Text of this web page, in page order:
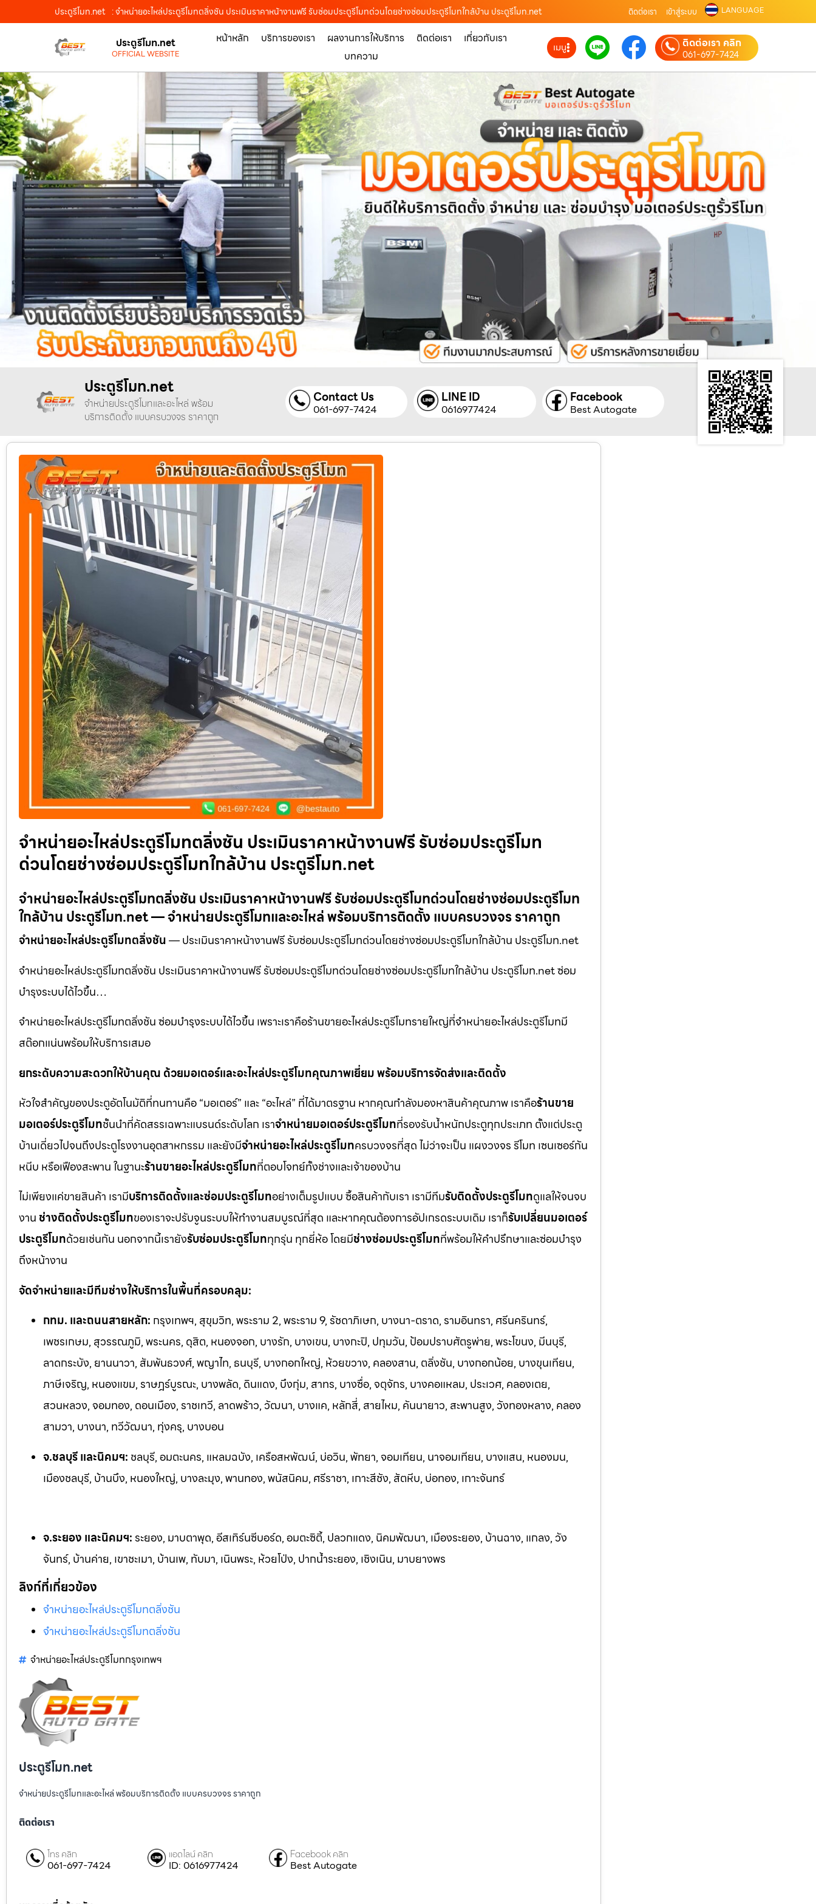
ประตูรีโมท.net : จำหน่ายอะไหล่ประตูรีโมทตลิ่งชัน ประเมินราคาหน้างานฟรี รับซ่อมประตูรีโมทด่วนโดยช่างซ่อมประตูรีโมทใกล้บ้าน ประตูรีโมท.net ติดต่อเรา เข้าสู่ระบบ LANGUAGE
ประตูรีโมท.net
OFFICIAL WEBSITE
หน้าหลัก บริการของเรา ผลงานการให้บริการ ติดต่อเรา
เกี่ยวกับเรา
บทความ
เมนู ติดต่อเรา คลิก
061-697-7424
ประตูรีโมท.net
จำหน่ายประตูรีโมทและอะไหล่ พร้อม
บริการติดตั้ง แบบครบวงจร ราคาถูก
Contact Us
061-697-7424
LINE ID
0616977424
Facebook
Best Autogate
จำหน่ายอะไหล่ประตูรีโมทตลิ่งชัน ประเมินราคาหน้างานฟรี รับซ่อมประตูรีโมท
ด่วนโดยช่างซ่อมประตูรีโมทใกล้บ้าน ประตูรีโมท.net
จำหน่ายอะไหล่ประตูรีโมทตลิ่งชัน ประเมินราคาหน้างานฟรี รับซ่อมประตูรีโมทด่วนโดยช่างซ่อมประตูรีโมท
ใกล้บ้าน ประตูรีโมท.net — จำหน่ายประตูรีโมทและอะไหล่ พร้อมบริการติดตั้ง แบบครบวงจร ราคาถูก
จำหน่ายอะไหล่ประตูรีโมทตลิ่งชัน— ประเมินราคาหน้างานฟรี รับซ่อมประตูรีโมทด่วนโดยช่างซ่อมประตูรีโมทใกล้บ้าน ประตูรีโมท.net
จำหน่ายอะไหล่ประตูรีโมทตลิ่งชัน ประเมินราคาหน้างานฟรี รับซ่อมประตูรีโมทด่วนโดยช่างซ่อมประตูรีโมทใกล้บ้าน ประตูรีโมท.net ซ่อม
บำรุงระบบได้ไวขึ้น…
จำหน่ายอะไหล่ประตูรีโมทตลิ่งชัน ซ่อมบำรุงระบบได้ไวขึ้น เพราะเราคือร้านขายอะไหล่ประตูรีโมทรายใหญ่ที่จำหน่ายอะไหล่ประตูรีโมทมี
สต๊อกแน่นพร้อมให้บริการเสมอ
ยกระดับความสะดวกให้บ้านคุณ ด้วยมอเตอร์และอะไหล่ประตูรีโมทคุณภาพเยี่ยม พร้อมบริการจัดส่งและติดตั้ง
หัวใจสำคัญของประตูอัตโนมัติที่ทนทานคือ “มอเตอร์” และ “อะไหล่” ที่ได้มาตรฐาน หากคุณกำลังมองหาสินค้าคุณภาพ เราคือร้านขาย
มอเตอร์ประตูรีโมทชั้นนำที่คัดสรรเฉพาะแบรนด์ระดับโลก เราจำหน่ายมอเตอร์ประตูรีโมทที่รองรับน้ำหนักประตูทุกประเภท ตั้งแต่ประตู
บ้านเดี่ยวไปจนถึงประตูโรงงานอุตสาหกรรม และยังมีจำหน่ายอะไหล่ประตูรีโมทครบวงจรที่สุด ไม่ว่าจะเป็น แผงวงจร รีโมท เซนเซอร์กัน
หนีบ หรือเฟืองสะพาน ในฐานะร้านขายอะไหล่ประตูรีโมทที่ตอบโจทย์ทั้งช่างและเจ้าของบ้าน
ไม่เพียงแค่ขายสินค้า เรามีบริการติดตั้งและซ่อมประตูรีโมทอย่างเต็มรูปแบบ ซื้อสินค้ากับเรา เรามีทีมรับติดตั้งประตูรีโมทดูแลให้จนจบ
งาน ช่างติดตั้งประตูรีโมทของเราจะปรับจูนระบบให้ทำงานสมบูรณ์ที่สุด และหากคุณต้องการอัปเกรดระบบเดิม เราก็รับเปลี่ยนมอเตอร์
ประตูรีโมทด้วยเช่นกัน นอกจากนี้เรายังรับซ่อมประตูรีโมททุกรุ่น ทุกยี่ห้อ โดยมีช่างซ่อมประตูรีโมทที่พร้อมให้คำปรึกษาและซ่อมบำรุง
ถึงหน้างาน
จัดจำหน่ายและมีทีมช่างให้บริการในพื้นที่ครอบคลุม:
กทม. และถนนสายหลัก: กรุงเทพฯ, สุขุมวิท, พระราม 2, พระราม 9, รัชดาภิเษก, บางนา-ตราด, รามอินทรา, ศรีนครินทร์,
เพชรเกษม, สุวรรณภูมิ, พระนคร, ดุสิต, หนองจอก, บางรัก, บางเขน, บางกะปิ, ปทุมวัน, ป้อมปราบศัตรูพ่าย, พระโขนง, มีนบุรี,
ลาดกระบัง, ยานนาวา, สัมพันธวงศ์, พญาไท, ธนบุรี, บางกอกใหญ่, ห้วยขวาง, คลองสาน, ตลิ่งชัน, บางกอกน้อย, บางขุนเทียน,
ภาษีเจริญ, หนองแขม, ราษฎร์บูรณะ, บางพลัด, ดินแดง, บึงกุ่ม, สาทร, บางซื่อ, จตุจักร, บางคอแหลม, ประเวศ, คลองเตย,
สวนหลวง, จอมทอง, ดอนเมือง, ราชเทวี, ลาดพร้าว, วัฒนา, บางแค, หลักสี่, สายไหม, คันนายาว, สะพานสูง, วังทองหลาง, คลอง
สามวา, บางนา, ทวีวัฒนา, ทุ่งครุ, บางบอน
จ.ชลบุรี และนิคมฯ: ชลบุรี, อมตะนคร, แหลมฉบัง, เครือสหพัฒน์, บ่อวิน, พัทยา, จอมเทียน, นาจอมเทียน, บางแสน, หนองมน,
เมืองชลบุรี, บ้านบึง, หนองใหญ่, บางละมุง, พานทอง, พนัสนิคม, ศรีราชา, เกาะสีชัง, สัตหีบ, บ่อทอง, เกาะจันทร์
จ.ระยอง และนิคมฯ:ระยอง, มาบตาพุด, อีสเทิร์นซีบอร์ด, อมตะซิตี้, ปลวกแดง, นิคมพัฒนา, เมืองระยอง, บ้านฉาง, แกลง, วัง
จันทร์, บ้านค่าย, เขาชะเมา, บ้านเพ, ทับมา, เนินพระ, ห้วยโป่ง, ปากน้ำระยอง, เชิงเนิน, มาบยางพร
ลิงก์ที่เกี่ยวข้อง
จำหน่ายอะไหล่ประตูรีโมทตลิ่งชัน
จำหน่ายอะไหล่ประตูรีโมทตลิ่งชัน
จำหน่ายอะไหล่ประตูรีโมทกรุงเทพฯ
ประตูรีโมท.net
จำหน่ายประตูรีโมทและอะไหล่ พร้อมบริการติดตั้ง แบบครบวงจร ราคาถูก
ติดต่อเรา
โทร คลิก
061-697-7424
แอดไลน์ คลิก
ID: 0616977424
Facebook คลิก
Best Autogate